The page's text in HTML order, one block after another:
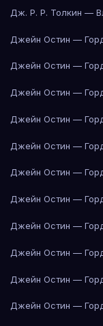
Дж. Р. Р. Толкин —
Джейн Остин —
Джейн Остин —
Джейн Остин —
Джейн Остин —
Джейн Остин —
Джейн Остин —
Джейн Остин —
Джейн Остин —
Джейн Остин —
Джейн Остин —
Джейн Остин —